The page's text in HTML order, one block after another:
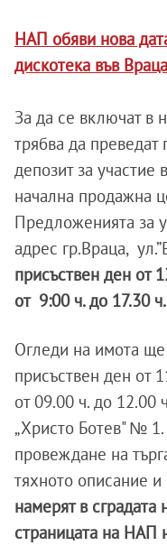
НАП обяви нова
дискотека във Враца
За да се включат в
трябва да преведат
депозит за участие
начална продажна
Предложенията за
адрес гр.Враца,
присъствен ден от
от 9:00 ч. до 17.30 ч.
Огледи на имота
присъствен ден от
от 09.00 ч. до 12.00
„Христо Ботев" № 1.
провеждане на
тяхното описание
намерят в
страницата на НАП